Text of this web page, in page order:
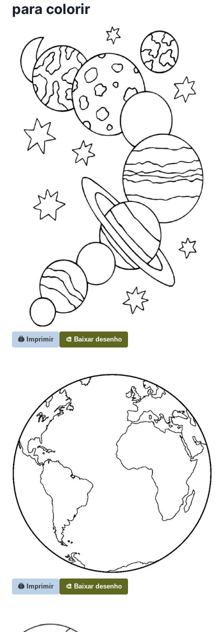
para colorir
🖨️ Imprimir 🎨 Baixar desenho
🖨️ Imprimir 🎨 Baixar desenho